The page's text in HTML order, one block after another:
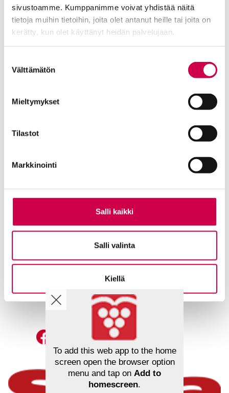
sivustoamme. Kumppanimme voivat yhdistää näitä
tietoja muihin tietoihin, joita olet antanut heille tai joita on
kerätty, kun olet käyttänyt heidän palvelujaan.
valinta
Välttämätön
Mieltymykset
Tilastot
Markkinointi
Salli kaikki
Salli valinta
Kiellä
Postiosoite
PL 48, 08101 LOHJA
antaja ja j ulkaisija Kansan Raamattuseuran Säätiö sr
Tilaajapalvelu
Kestotilaajan edut
Tilaajapalvelu
Palaute toimitukselle
Mainosta Sana-mediassa
To add this web app to the home
screen open the browser option
menu and tap on Add to
homescreen.